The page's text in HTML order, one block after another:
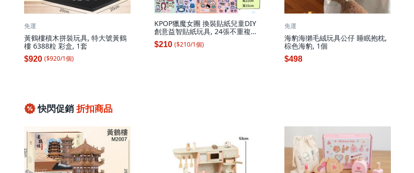
免運
黃鶴樓積木拼裝玩具, 特大號黃鶴
樓 6388粒 彩盒, 1套
$920 ($920/1個)
KPOP獵魔女團 換裝貼紙兒童DIY
創意益智貼紙玩具, 24張不重複獵
魔女團 A B C, 1套
$210 ($210/1個)
免運
海豹海獺毛絨玩具公仔 睡眠抱枕,
棕色海豹, 1個
$498
快閃促銷 折扣商品